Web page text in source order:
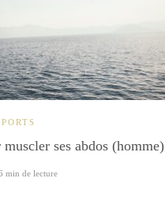
ses abdos (homme)
min de lecture